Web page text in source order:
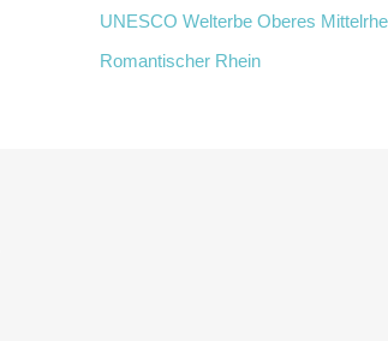
UNESCO Welterbe Oberes
Romantischer Rhein